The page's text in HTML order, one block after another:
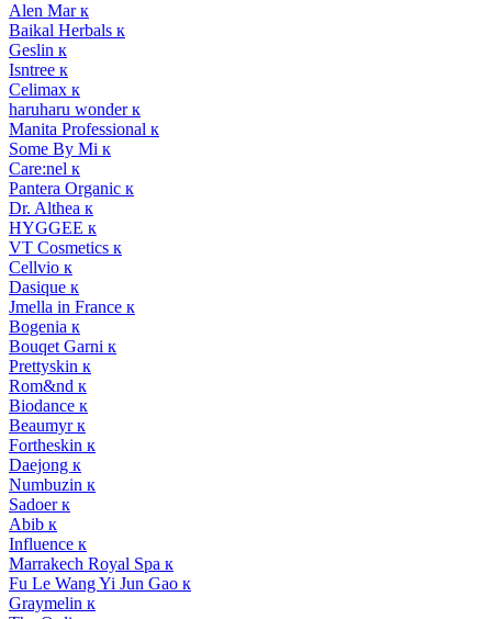
Alen Mar к
Baikal Herbals к
Geslin к
Isntree к
Celimax к
haruharu wonder к
Manita Professional к
Some By Mi к
Care:nel к
Pantera Organic к
Dr. Althea к
HYGGEE к
VT Cosmetics к
Cellvio к
Dasique к
Jmella in France к
Bogenia к
Bouqet Garni к
Prettyskin к
Rom&nd к
Biodance к
Beaumyr к
Fortheskin к
Daejong к
Numbuzin к
Sadoer к
Abib к
Influence к
Marrakech Royal Spa к
Fu Le Wang Yi Jun Gao к
Graymelin к